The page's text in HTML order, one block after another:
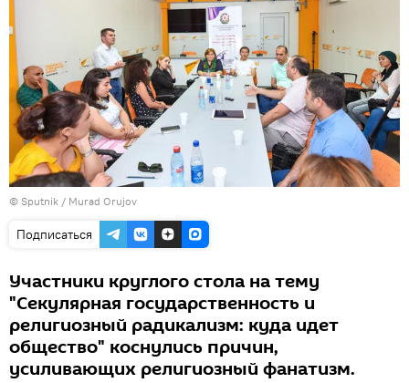
© Sputnik / Murad Orujov
Подписаться
Участники круглого стола на тему
"Секулярная государственность и
религиозный радикализм: куда идет
общество" коснулись причин,
усиливающих религиозный фанатизм.